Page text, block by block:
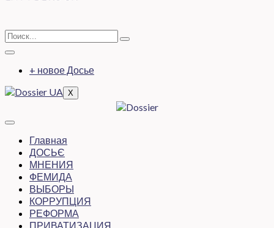
+ новое Досье
X
Главная
ДОСЬЄ
МНЕНИЯ
ФЕМИДА
ВЫБОРЫ
КОРРУПЦИЯ
РЕФОРМА
ПРИВАТИЗАЦИЯ